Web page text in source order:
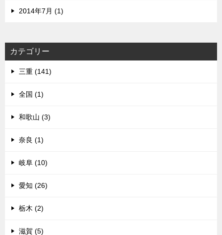
2014年7月 (1)
カテゴリー
三重 (141)
全国 (1)
和歌山 (3)
奈良 (1)
岐阜 (10)
愛知 (26)
栃木 (2)
滋賀 (5)